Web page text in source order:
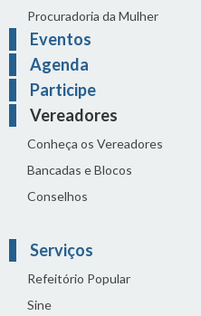
Procuradoria da Mulher
Eventos
Agenda
Participe
Vereadores
Conheça os Vereadores
Bancadas e Blocos
Conselhos
Serviços
Refeitório Popular
Sine